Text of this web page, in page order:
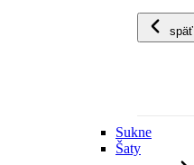
späť
Sukne
Šaty